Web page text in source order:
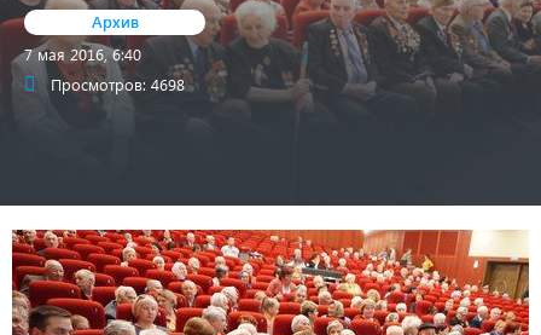
Архив
7 мая 2016, 6:40
Просмотров: 4698